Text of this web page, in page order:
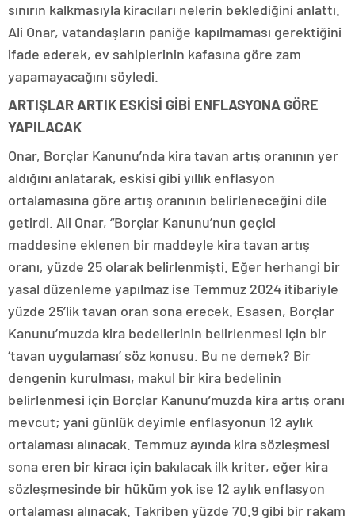
sınırın kalkmasıyla kiracıları nelerin beklediğini anlattı.
Ali Onar, vatandaşların paniğe kapılmaması gerektiğini
ifade ederek, ev sahiplerinin kafasına göre zam
yapamayacağını söyledi.
ARTIŞLAR ARTIK ESKİSİ GİBİ ENFLASYONA GÖRE
YAPILACAK
Onar, Borçlar Kanunu’nda kira tavan artış oranının yer
aldığını anlatarak, eskisi gibi yıllık enflasyon
ortalamasına göre artış oranının belirleneceğini dile
getirdi. Ali Onar, “Borçlar Kanunu’nun geçici
maddesine eklenen bir maddeyle kira tavan artış
oranı, yüzde 25 olarak belirlenmişti. Eğer herhangi bir
yasal düzenleme yapılmaz ise Temmuz 2024 itibariyle
yüzde 25’lik tavan oran sona erecek. Esasen, Borçlar
Kanunu’muzda kira bedellerinin belirlenmesi için bir
‘tavan uygulaması’ söz konusu. Bu ne demek? Bir
dengenin kurulması, makul bir kira bedelinin
belirlenmesi için Borçlar Kanunu’muzda kira artış oranı
mevcut; yani günlük deyimle enflasyonun 12 aylık
ortalaması alınacak. Temmuz ayında kira sözleşmesi
sona eren bir kiracı için bakılacak ilk kriter, eğer kira
sözleşmesinde bir hüküm yok ise 12 aylık enflasyon
ortalaması alınacak. Takriben yüzde 70.9 gibi bir rakam